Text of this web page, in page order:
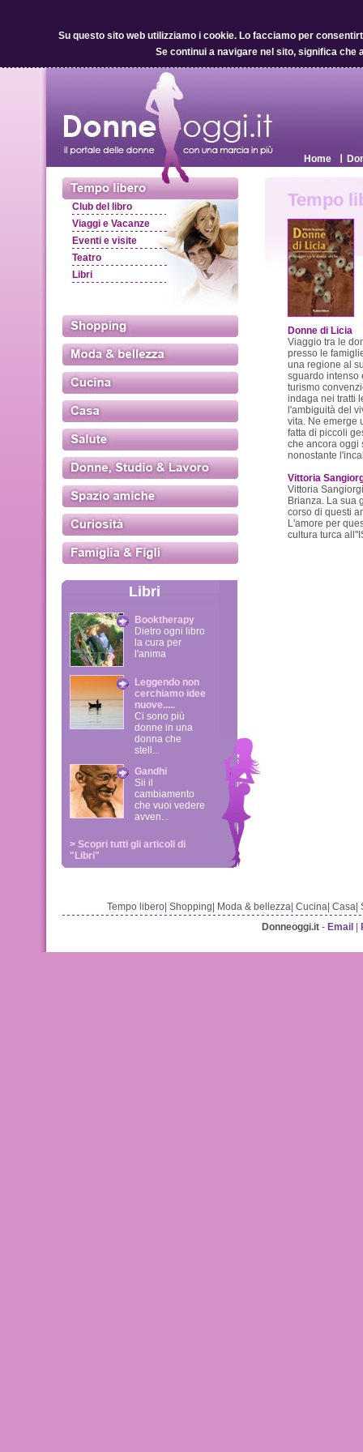
Su questo sito web utilizziamo i cookie.Lo facciamo per
Se continui a navigare nel sito, significa che
Home
Club del libro
Viaggi e Vacanze
Eventi e visite
Teatro
Libri
Libri
Booktherapy
Dietro ogni libro
la cura per
l'anima
Leggendo non
cerchiamo idee
nuove.....
Ci sono più
donne in una
donna che
stell...
Gandhi
Sii il
cambiamento
che vuoi vedere
avven...
> Scopri tutti gli articoli di
"Libri"
Tempo
Donne di Licia
Viaggio tra le
presso le
una regione al
sguardo intenso
turismo
indaga nei tratti
l'ambiguità del
vita. Ne emerge
fatta di piccoli
che ancora oggi
nonostante
Vittoria
Vittoria
Brianza. La sua
corso di questi
L'amore per
cultura turca
Tempo libero Shopping Moda & bellezza Cucina Casa
Donneoggi.it - Email